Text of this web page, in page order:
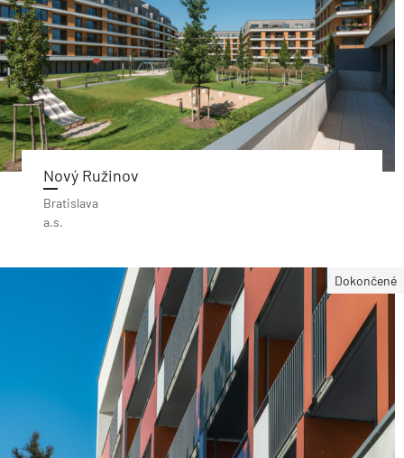
Nový Ružinov
Bratislava
a.s.
Dokončené